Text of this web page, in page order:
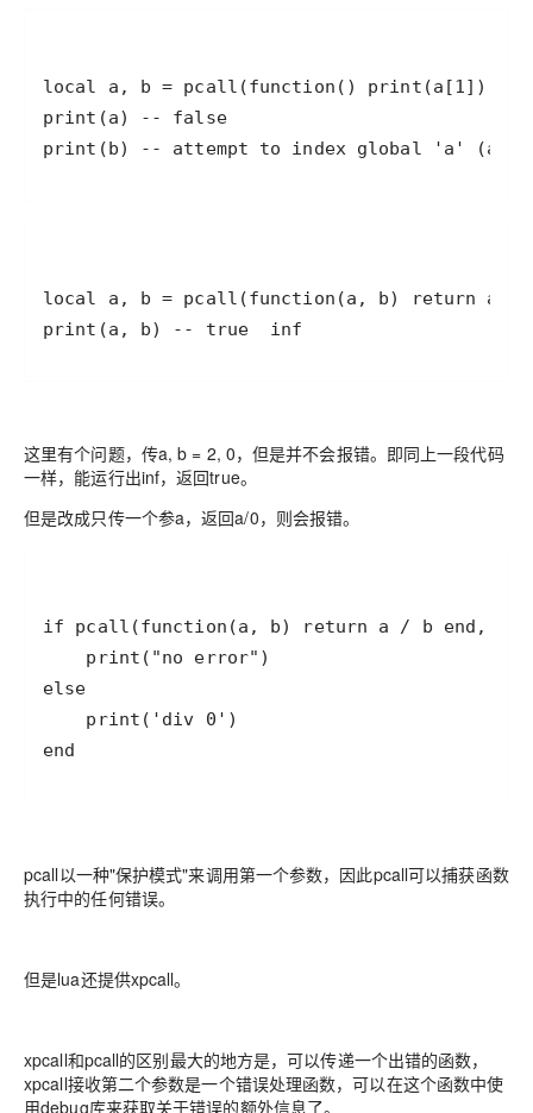
print(a) -- false
print(b) -- attempt to index global 'a' (a
print(a, b) -- true  inf
这里有个问题，传a, b = 2, 0，但是并不会报错。即同上一段代码
一样，能运行出inf，返回true。
但是改成只传一个参a，返回a/0，则会报错。
end
pcall以一种"保护模式"来调用第一个参数，因此pcall可以捕获函数
执行中的任何错误。
但是lua还提供xpcall。
xpcall和pcall的区别最大的地方是，可以传递一个出错的函数，
xpcall接收第二个参数是一个错误处理函数，可以在这个函数中使
用debug库来获取关于错误的额外信息了。